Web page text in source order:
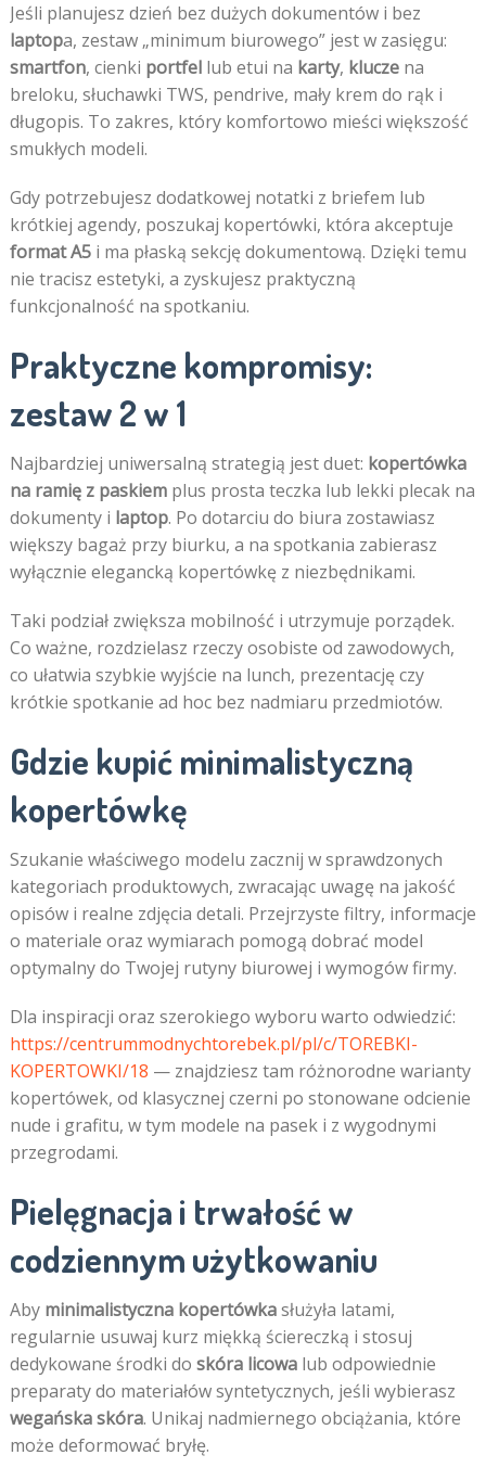
Jeśli planujesz dzień bez dużych dokumentów i bez
laptopa, zestaw „minimum biurowego” jest w zasięgu:
smartfon, cienki portfellub etui na karty, kluczena
breloku, słuchawki TWS, pendrive, mały krem do rąk i
długopis. To zakres, który komfortowo mieści większość
smukłych modeli.
Gdy potrzebujesz dodatkowej notatki z briefem lub
krótkiej agendy, poszukaj kopertówki, która akceptuje
format A5i ma płaską sekcję dokumentową. Dzięki temu
nie tracisz estetyki, a zyskujesz praktyczną
funkcjonalność na spotkaniu.
Praktyczne kompromisy:
zestaw 2 w 1
Najbardziej uniwersalną strategią jest duet: kopertówka
na ramię z paskiemplus prosta teczka lub lekki plecak na
dokumenty i laptop. Po dotarciu do biura zostawiasz
większy bagaż przy biurku, a na spotkania zabierasz
wyłącznie elegancką kopertówkę z niezbędnikami.
Taki podział zwiększa mobilność i utrzymuje porządek.
Co ważne, rozdzielasz rzeczy osobiste od zawodowych,
co ułatwia szybkie wyjście na lunch, prezentację czy
krótkie spotkanie ad hoc bez nadmiaru przedmiotów.
Gdzie kupić minimalistyczną
kopertówkę
Szukanie właściwego modelu zacznij w sprawdzonych
kategoriach produktowych, zwracając uwagę na jakość
opisów i realne zdjęcia detali. Przejrzyste filtry, informacje
o materiale oraz wymiarach pomogą dobrać model
optymalny do Twojej rutyny biurowej i wymogów firmy.
Dla inspiracji oraz szerokiego wyboru warto odwiedzić:
https://centrummodnychtorebek.pl/pl/c/TOREBKI-
KOPERTOWKI/18 — znajdziesz tam różnorodne warianty
kopertówek, od klasycznej czerni po stonowane odcienie
nude i grafitu, w tym modele na pasek i z wygodnymi
przegrodami.
Pielęgnacja i trwałość w
codziennym użytkowaniu
Aby minimalistyczna kopertówkasłużyła latami,
regularnie usuwaj kurz miękką ściereczką i stosuj
dedykowane środki do skóra licowalub odpowiednie
preparaty do materiałów syntetycznych, jeśli wybierasz
wegańska skóra. Unikaj nadmiernego obciążania, które
może deformować bryłę.